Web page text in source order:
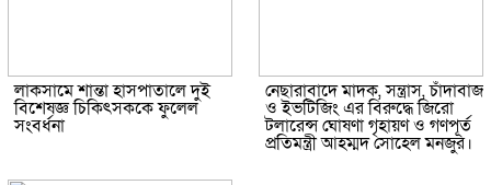
লাকসামে শান্তা হাসপাতালে দুই
বিশেষজ্ঞ চিকিৎসককে ফুলেল
সংবর্ধনা
নেছারাবাদে মাদক, সন্ত্রাস, চাঁদাবাজ
ও ইভটিজিং এর বিরুদ্ধে জিরো
টলারেন্স ঘোষণা গৃহায়ণ ও গণপূর্ত
প্রতিমন্ত্রী আহম্মদ সোহেল মনজুর।